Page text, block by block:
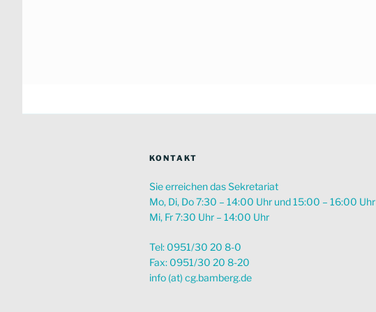
KONTAKT
Sie erreichen das Sekretariat
Mo, Di, Do 7:30 – 14:00 Uhr und 15:00 – 16:00 Uhr
Mi, Fr 7:30 Uhr – 14:00 Uhr
Tel: 0951/30 20 8-0
Fax: 0951/30 20 8-20
info (at) cg.bamberg.de